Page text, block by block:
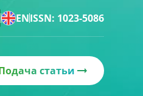
ENISSN: 1023-5086
статьи